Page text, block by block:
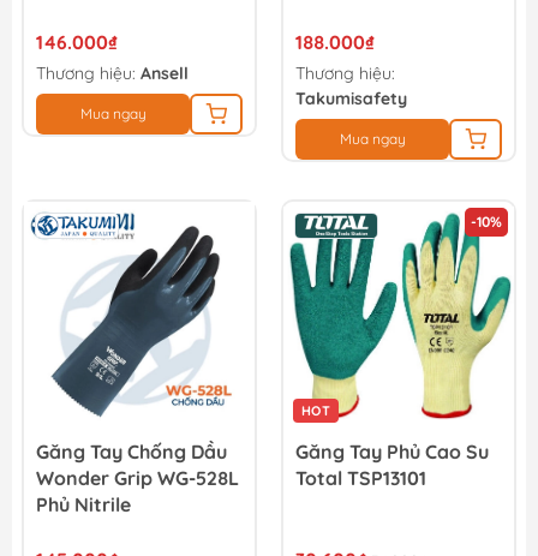
146.000₫
Thương hiệu: Ansell
Mua ngay
188.000₫
Thương hiệu:
Takumisafety
Mua ngay
Găng Tay Chống Dầu
Wonder Grip WG-528L
Phủ Nitrile
-10%
HOT
Găng Tay Phủ Cao Su
Total TSP13101